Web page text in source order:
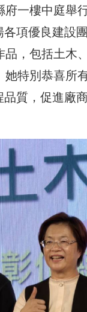
一樓中庭舉
項優良建設
品，包括土木
特別恭喜所
質，促進廠